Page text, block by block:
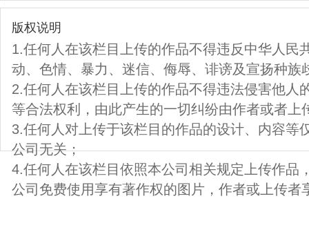
版权说明
1.任何人在该栏目上传的作品不得违反中华人民
动、色情、暴力、迷信、侮辱、诽谤及宣扬种族
2.任何人在该栏目上传的作品不得违法侵害他人
等合法权利，由此产生的一切纠纷由作者或者上
3.任何人对上传于该栏目的作品的设计、内容等
公司无关；
4.任何人在该栏目依照本公司相关规定上传作品
公司免费使用享有著作权的图片，作者或上传者